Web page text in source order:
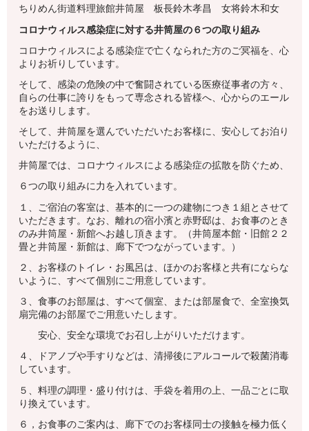
ちりめん街道料理旅館井筒屋 板長鈴木孝昌 女将鈴木和女
コロナウィルス感染症に対する井筒屋の６つの取り組み
コロナウィルスによる感染症で亡くなられた方のご冥福を、心
よりお祈りしています。
そして、感染の危険の中で奮闘されている医療従事者の方々、
自らの仕事に誇りをもって専念される皆様へ、心からのエール
をお送りします。
そして、井筒屋を選んでいただいたお客様に、安心してお泊り
いただけるように、
井筒屋では、コロナウィルスによる感染症の拡散を防ぐため、
６つの取り組みに力を入れています。
１、ご宿泊の客室は、基本的に一つの建物につき１組とさせて
いただきます。なお、離れの宿小濱と赤野邸は、お食事のとき
のみ井筒屋・新館へお越し頂きます。（井筒屋本館・旧館２２
畳と井筒屋・新館は、廊下でつながっています。）
２、お客様のトイレ・お風呂は、ほかのお客様と共有にならな
いように、すべて個別にご用意しています。
３、食事のお部屋は、すべて個室、または部屋食で、全室換気
扇完備のお部屋でご用意いたします。
安心、安全な環境でお召し上がりいただけます。
４、ドアノブや手すりなどは、清掃後にアルコールで殺菌消毒
しています。
５、料理の調理・盛り付けは、手袋を着用の上、一品ごとに取
り換えています。
６，お食事のご案内は、廊下でのお客様同士の接触を極力低く